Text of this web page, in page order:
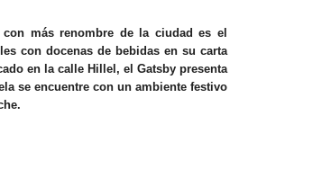
más renombre de la ciudad es el
con docenas de bebidas en su carta
en la calle Hillel, el Gatsby presenta
se encuentre con un ambiente festivo